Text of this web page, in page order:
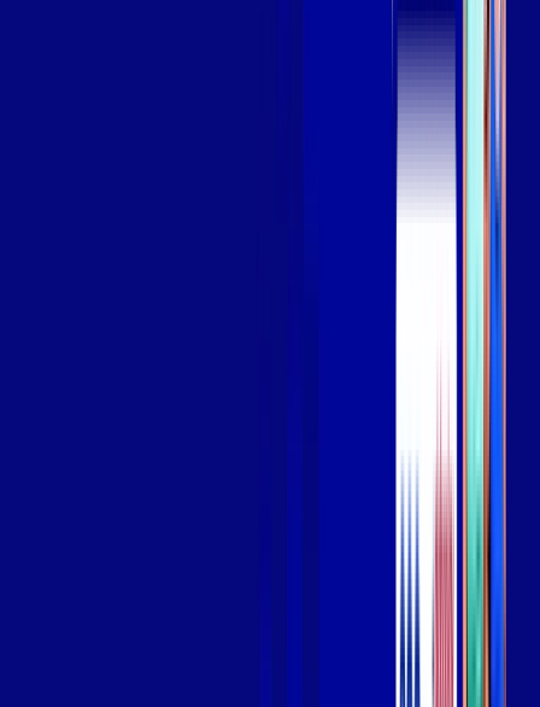
Assista filmes e séries em 4k sem interrupções